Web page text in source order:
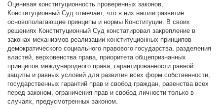
Оценивая конституционность проверенных законов,
Конституционный Суд отмечает, что в них нашли развитие
основополагающие принципы и нормы Конституции. В своих
решениях Конституционный Суд констатировал закрепление в
законах механизмов реализации конституционных принципов
демократического социального правового государства, разделения
властей, верховенства права, приоритета общепризнанных
принципов международного права, гарантированности равной
защиты и равных условий для развития всех форм собственности,
государственных гарантий прав и свобод граждан, равенства всех
перед законом, ограничения прав и свобод личности только в
случаях, предусмотренных законом.